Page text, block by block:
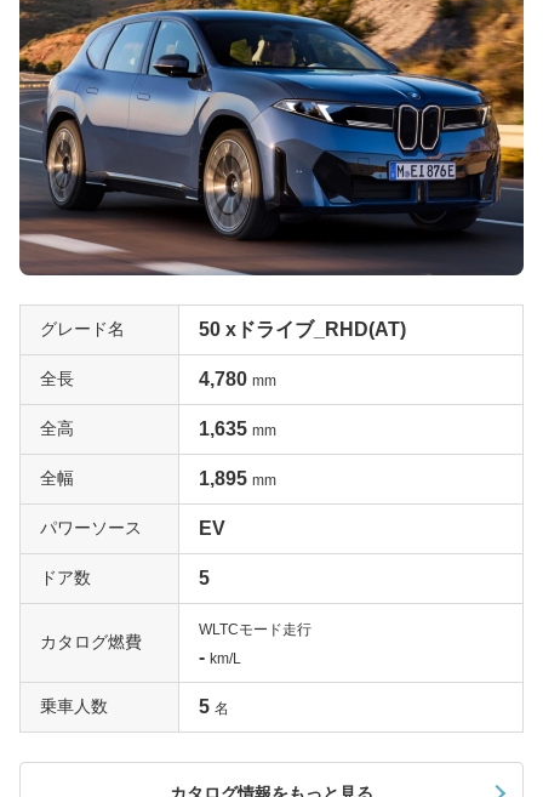
グレード名 50 xドライブ_RHD(AT)
全長 4,780 mm
全高 1,635 mm
全幅 1,895 mm
パワーソース EV
ドア数 5
カタログ燃費
WLTCモード走行
- km/L
乗車人数 5 名